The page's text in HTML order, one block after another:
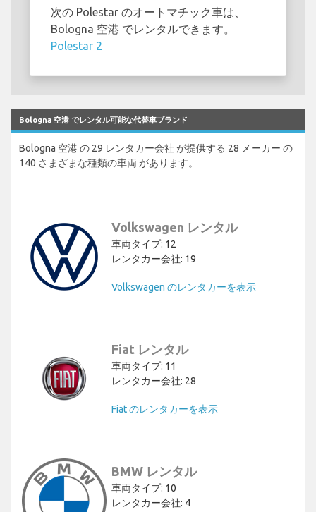
次の Polestar のオートマチック車は、
Bologna 空港 でレンタルできます。
Polestar 2
Bologna 空港 でレンタル可能な代替車ブランド
Bologna 空港 の 29 レンタカー会社 が提供する 28 メーカー の
140 さまざまな種類の車両 があります。
Volkswagen レンタル
車両タイプ: 12
レンタカー会社: 19
Volkswagen のレンタカーを表示
Fiat レンタル
車両タイプ: 11
レンタカー会社: 28
Fiat のレンタカーを表示
BMW レンタル
車両タイプ: 10
レンタカー会社: 4